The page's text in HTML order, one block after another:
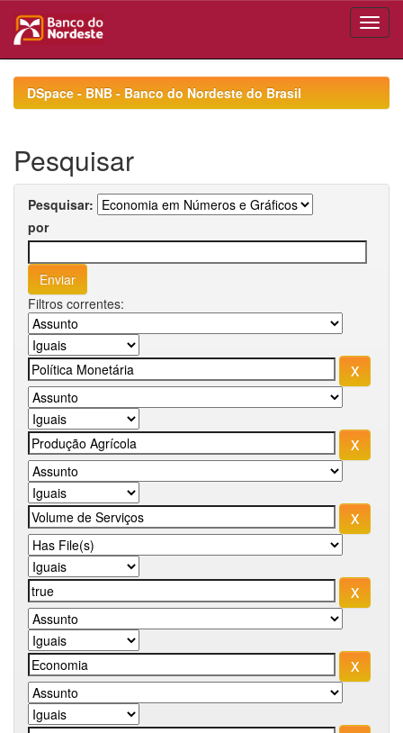
navigationDSpace - BNB - Banco do Nordeste do Brasil
Pesquisar
Pesquisar:
por
Filtros correntes: